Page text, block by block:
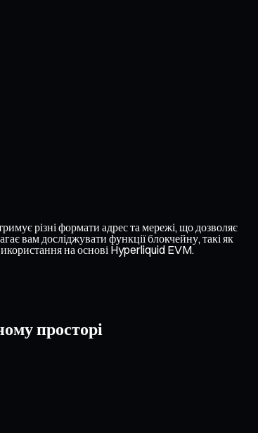
різні формати адрес та мережі, що дозволяє
вам досліджувати функції блокчейну, такі як
на основі Hyperliquid EVM.
просторі